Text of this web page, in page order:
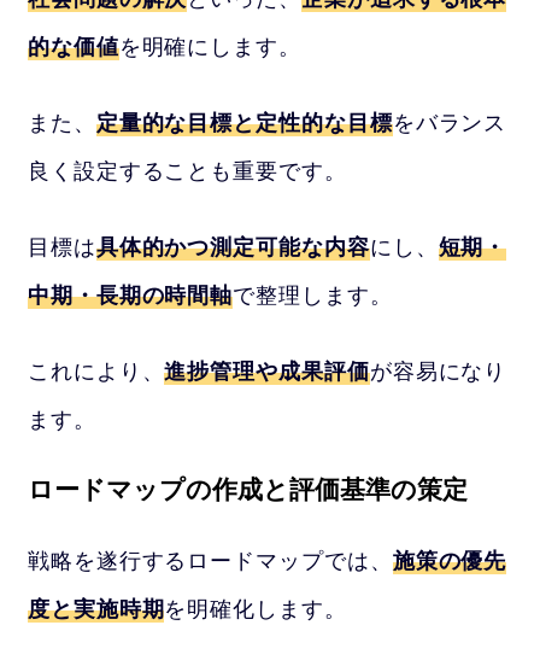
的な価値を明確にします。
また、 定量的な目標と定性的な目標をバランス
良く設定することも重要です。
目標は具体的かつ測定可能な内容にし、 短期・
中期・長期の時間軸で整理します。
これにより、進捗管理や成果評価が容易になり
ます。
ロードマップの作成と評価基準の策定
戦略を遂行するロードマップでは、 施策の優先
度と実施時期を明確化します。